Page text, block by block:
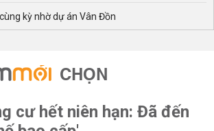
được lấy mẫu, kết quả ngày
nhân tại Bệnh viện Đà Nẵng. Ngày
tính với SARS-CoV-2.
Bệnh nhân nữ, 32 tuổi, là bệnh
kỳ nhờ dự án Vân Đồn
CHỌN
cư hết niên hạn: Đã đến